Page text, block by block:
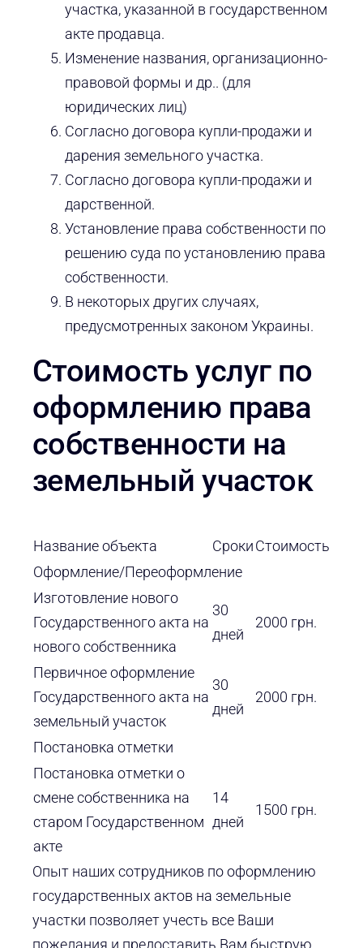
участка, указанной в государственном
акте продавца.
Изменение названия, организационно-
правовой формы и др.. (для
юридических лиц)
Согласно договора купли-продажи и
дарения земельного участка.
Согласно договора купли-продажи и
дарственной.
Установление права собственности по
решению суда по установлению права
собственности.
В некоторых других случаях,
предусмотренных законом Украины.
Стоимость услуг по
оформлению права
собственности на
земельный участок
Название объекта СрокиСтоимость
Оформление/Переоформление
Изготовление нового
Государственного акта на
нового собственника
30
дней
2000 грн.
Первичное оформление
Государственного акта на
земельный участок
30
дней
2000 грн.
Постановка отметки
Постановка отметки о
смене собственника на
старом Государственном
акте
14
дней
1500 грн.
Опыт наших сотрудников по оформлению
государственных актов на земельные
участки позволяет учесть все Ваши
пожелания и предоставить Вам быструю